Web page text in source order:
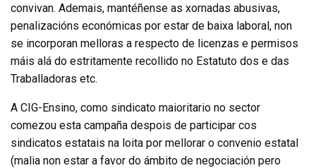
convivan. Ademais, mantéñense as xornadas abusivas,
penalizacións económicas por estar de baixa laboral, non
se incorporan melloras a respecto de licenzas e permisos
máis alá do estritamente recollido no Estatuto dos e das
Traballadoras etc.
A CIG-Ensino, como sindicato maioritario no sector
comezou esta campaña despois de participar cos
sindicatos estatais na loita por mellorar o convenio estatal
(malia non estar a favor do ámbito de negociación pero